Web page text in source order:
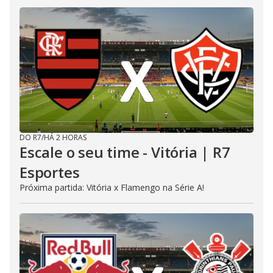
DO R7/HÁ 2 HORAS
Escale o seu time - Vitória | R7
Esportes
Próxima partida: Vitória x Flamengo na Série A!